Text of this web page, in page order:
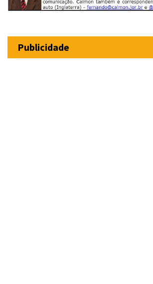
Publicidade